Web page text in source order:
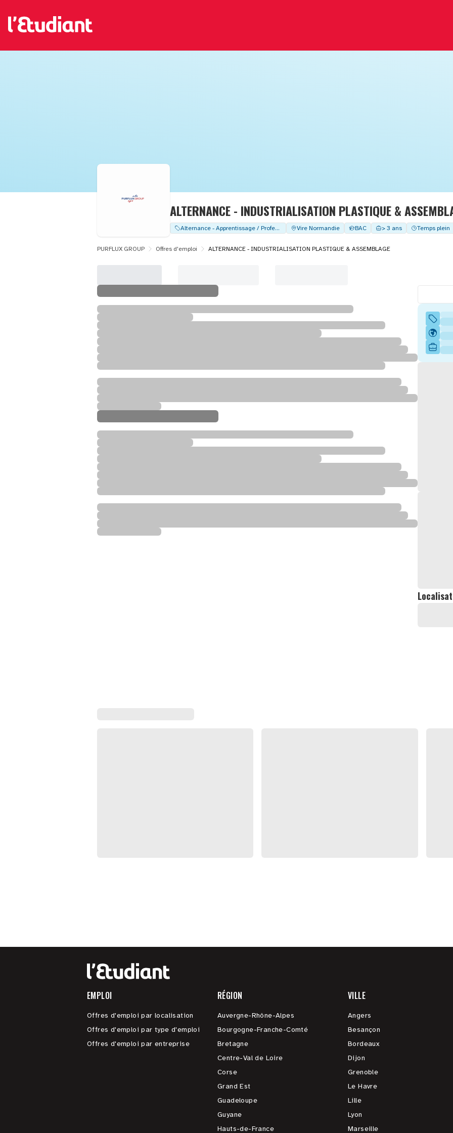
ALTERNANCE - INDUSTRIALISATION PLASTIQUE &
Alternance - Apprentissage / Professionalisation Vire Normandie BAC > 3 ans Temps plein
PURFLUX GROUP Offres d'emploi ALTERNANCE - INDUSTRIALISATION PLASTIQUE & ASSEMBLAGE
EMPLOI
Offres d'emploi par localisation
Offres d'emploi par type d'emploi
Offres d'emploi par entreprise
RÉGION
Auvergne-Rhône-Alpes
Bourgogne-Franche-Comté
Bretagne
Centre-Val de Loire
Corse
Grand Est
Guadeloupe
Guyane
Hauts-de-France
VILLE
Angers
Besançon
Bordeaux
Dijon
Grenoble
Le Havre
Lille
Lyon
Marseille